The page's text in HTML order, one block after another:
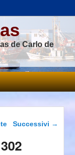
de Carlo de
articolo
Successivi →